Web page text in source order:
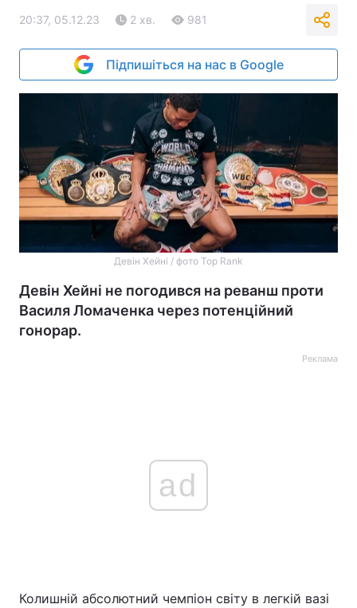
20:37, 05.12.23 2 хв. 981
Підпишіться на нас в Google
Девін Хейні / фото Top Rank
Девін Хейні не погодився на реванш проти
Василя Ломаченка через потенційний
гонорар.
Реклама
ad
Колишній абсолютний чемпіон світу в легкій вазі